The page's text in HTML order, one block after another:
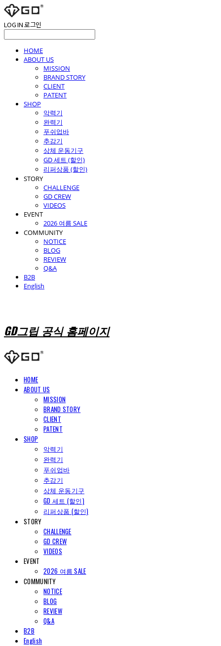
LOG IN로그인
HOME
ABOUT US
MISSION
BRAND STORY
CLIENT
PATENT
SHOP
악력기
완력기
푸쉬업바
추감기
상체 운동기구
GD 세트 (할인)
리퍼상품 (할인)
STORY
CHALLENGE
GD CREW
VIDEOS
EVENT
2026 여름 SALE
COMMUNITY
NOTICE
BLOG
REVIEW
Q&A
B2B
English
GD그립 공식 홈페이지
HOME
ABOUT US
MISSION
BRAND STORY
CLIENT
PATENT
SHOP
악력기
완력기
푸쉬업바
추감기
상체 운동기구
GD 세트 (할인)
리퍼상품 (할인)
STORY
CHALLENGE
GD CREW
VIDEOS
EVENT
2026 여름 SALE
COMMUNITY
NOTICE
BLOG
REVIEW
Q&A
B2B
English